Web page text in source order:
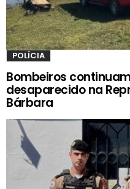
POLÍCIA
Bombeiros
desaparecido na
Bárbara